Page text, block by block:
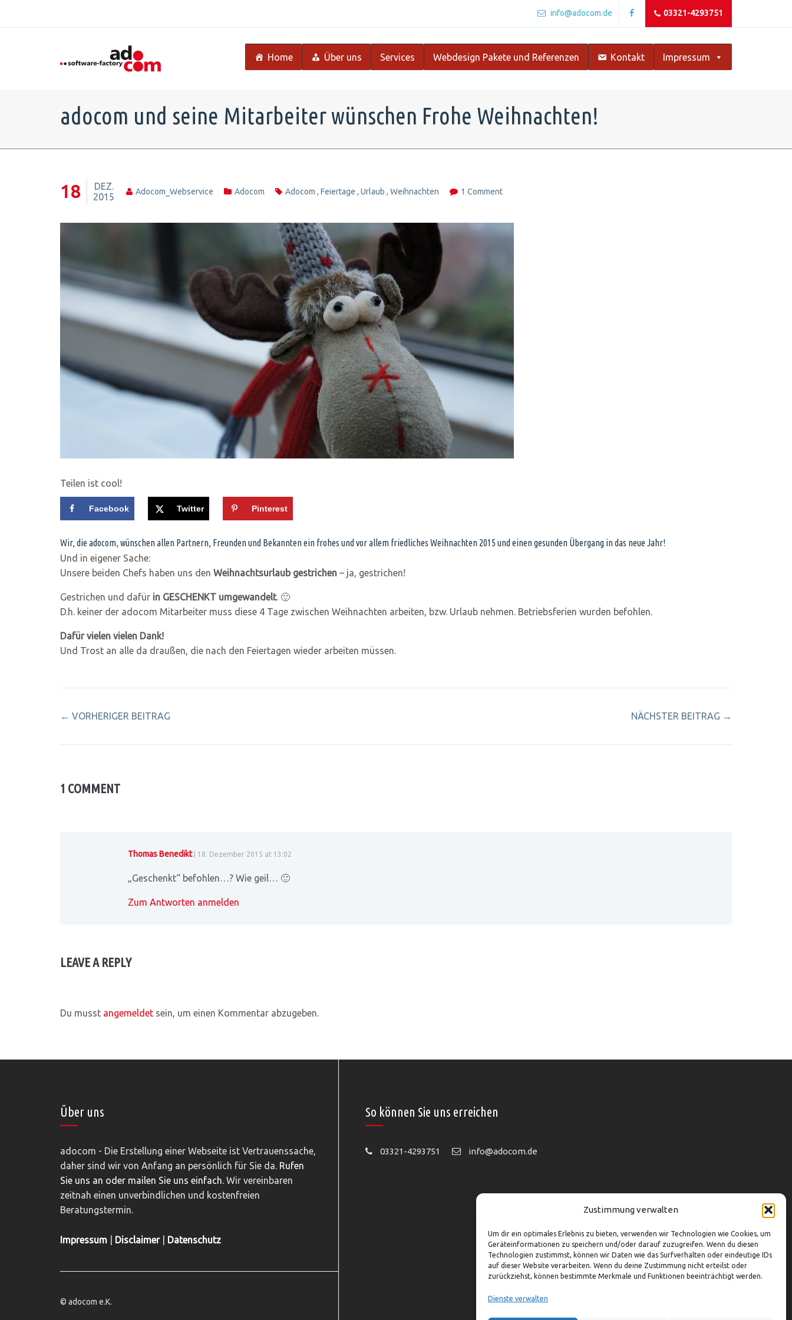
Zustimmung verwalten
Um dir ein optimales Erlebnis zu bieten, verwenden wir Technologien wie Cookies, um
Geräteinformationen zu speichern und/oder darauf zuzugreifen. Wenn du diesen
Technologien zustimmst, können wir Daten wie das Surfverhalten oder eindeutige IDs
auf dieser Website verarbeiten. Wenn du deine Zustimmung nicht erteilst oder
zurückziehst, können bestimmte Merkmale und Funktionen beeinträchtigt werden.
Dienste verwalten
info@adocom.de 03321-4293751
Home Über uns Services Webdesign Pakete und Referenzen Kontakt Impressum
adocom und seine Mitarbeiter wünschen Frohe Weihnachten!
18
DEZ.
2015
Adocom_Webservice Adocom Adocom , Feiertage , Urlaub , Weihnachten 1 Comment
Teilen ist cool!
Facebook Twitter Pinterest
Wir, die adocom, wünschen allen Partnern, Freunden und Bekannten ein frohes und vor allem friedliches Weihnachten 2015 und einen gesunden Übergang in das neue Jahr!
Und in eigener Sache:
Unsere beiden Chefs haben uns den Weihnachtsurlaub gestrichen – ja, gestrichen!
Gestrichen und dafür in GESCHENKT umgewandelt. 🙂
D.h. keiner der adocom Mitarbeiter muss diese 4 Tage zwischen Weihnachten arbeiten, bzw. Urlaub nehmen. Betriebsferien wurden befohlen.
Dafür vielen vielen Dank!
Und Trost an alle da draußen, die nach den Feiertagen wieder arbeiten müssen.
← VORHERIGER BEITRAG NÄCHSTER BEITRAG →
1 COMMENT
Thomas Benedikt | 18. Dezember 2015 at 13:02
„Geschenkt“ befohlen…? Wie geil… 🙂
Zum Antworten anmelden
LEAVE A REPLY
Du musst angemeldet sein, um einen Kommentar abzugeben.
Über uns
adocom - Die Erstellung einer Webseite ist Vertrauenssache,
daher sind wir von Anfang an persönlich für Sie da. Rufen
Sie uns an oder mailen Sie uns einfach. Wir vereinbaren
zeitnah einen unverbindlichen und kostenfreien
Beratungstermin.
Impressum Disclaimer| Datenschutz
© adocom e.K.
So können Sie uns erreichen
03321-4293751 info@adocom.de